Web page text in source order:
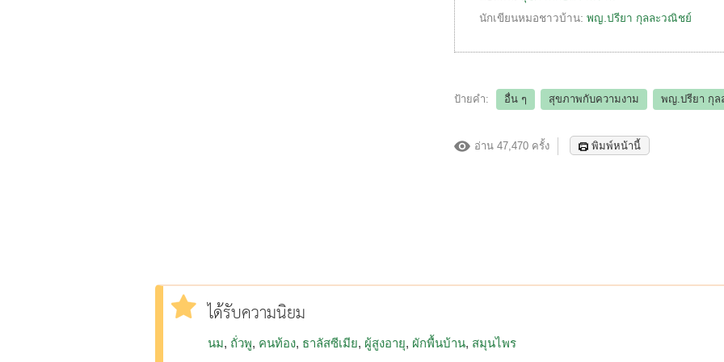
นักเขียนหมอชาวบ้าน: พญ.ปรียา กุลละวณิชย์
ป้ายคำ: อื่น ๆ สุขภาพกับความงาม พญ.ปรียา กุล
อ่าน 47,470 ครั้ง พิมพ์หน้านี้
ได้รับความนิยม
นม ถั่วพู คนท้อง ธาลัสซีเมีย ผู้สูงอายุ ผักพื้นบ้าน สมุนไพร